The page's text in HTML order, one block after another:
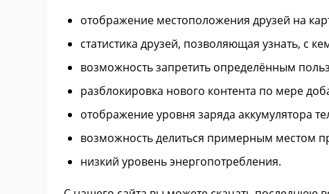
отображение местоположения друзей на
статистика друзей, позволяющая узнать, с
возможность запретить определённым
разблокировка нового контента по мере
отображение уровня заряда аккумулятора
возможность делиться примерным местом
низкий уровень энергопотребления.